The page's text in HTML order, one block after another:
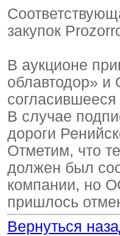
закупок
В аукционе
облавтодор»
В случае
дороги
Отметим, что
должен был
компании, но
пришлось
Вернуться